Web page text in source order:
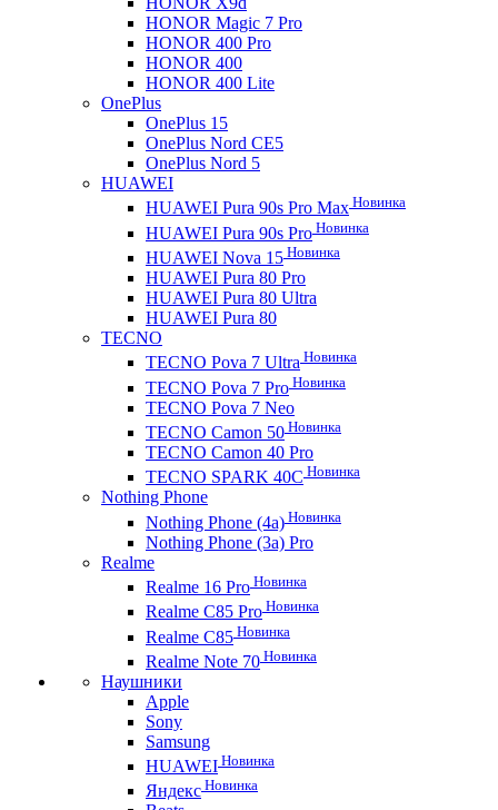
HONOR Magic 7 Pro
HONOR 400 Pro
HONOR 400
HONOR 400 Lite
OnePlus
OnePlus 15
OnePlus Nord CE5
OnePlus Nord 5
HUAWEI
HUAWEI Pura 90s Pro Max Новинка
HUAWEI Pura 90s Pro Новинка
HUAWEI Nova 15 Новинка
HUAWEI Pura 80 Pro
HUAWEI Pura 80 Ultra
HUAWEI Pura 80
TECNO
TECNO Pova 7 Ultra Новинка
TECNO Pova 7 Pro Новинка
TECNO Pova 7 Neo
TECNO Camon 50 Новинка
TECNO Camon 40 Pro
TECNO SPARK 40C Новинка
Nothing Phone
Nothing Phone (4a) Новинка
Nothing Phone (3a) Pro
Realme
Realme 16 Pro Новинка
Realme C85 Pro Новинка
Realme C85 Новинка
Realme Note 70 Новинка
Наушники
Apple
Sony
Samsung
HUAWEI Новинка
Яндекс Новинка